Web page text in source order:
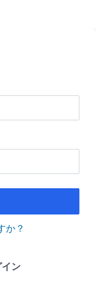
か？
ン